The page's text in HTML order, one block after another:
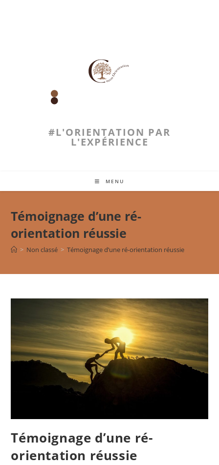
#L'ORIENTATION PAR
L'EXPÉRIENCE
MENU
Témoignage d’une ré-
orientation réussie
> Non classé > Témoignage d’une ré-orientation réussie
Témoignage d’une ré-
orientation réussie